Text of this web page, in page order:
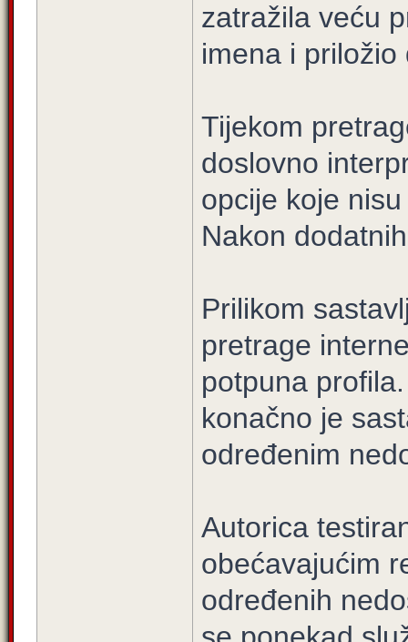
zatražila veću
imena i
Tijekom
doslovno
opcije koje
Nakon
Prilikom
pretrage
potpuna
konačno je
određenim
Autorica
obećavajućim
određenih